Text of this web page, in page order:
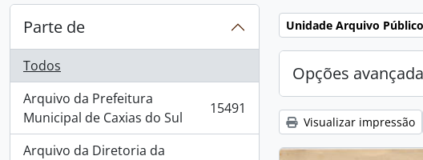
Parte de
Todos
Arquivo da Prefeitura
Municipal de Caxias do Sul
, 15491 resultados 15491
Arquivo da Diretoria da
Remover filtro:
Unidade Arquivo
Opções
Visualizar impressão